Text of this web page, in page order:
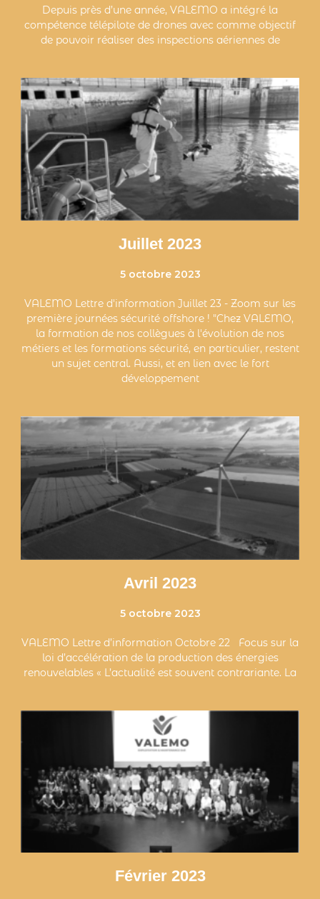
Depuis près d’une année, VALEMO a intégré la
compétence télépilote de drones avec comme objectif
de pouvoir réaliser des inspections aériennes de
Juillet 2023
5 octobre 2023
VALEMO Lettre d'information Juillet 23 - Zoom sur les
première journées sécurité offshore ! "Chez VALEMO,
la formation de nos collègues à l'évolution de nos
métiers et les formations sécurité, en particulier, restent
un sujet central. Aussi, et en lien avec le fort
développement
Avril 2023
5 octobre 2023
VALEMO Lettre d’information Octobre 22 Focus sur la
loi d’accélération de la production des énergies
renouvelables « L’actualité est souvent contrariante. La
Février 2023